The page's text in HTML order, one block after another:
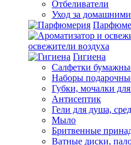
Отбеливатели
Уход за
освежители воздуха
Гигиена
Салфетки
Наборы
Губки, мочалки для
Антисептик
Гели для душа,
Мыло
Бритвенные
Ватные диски,